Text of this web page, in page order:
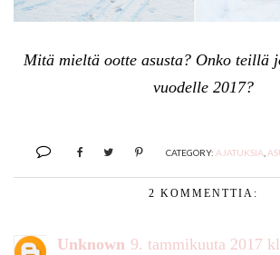
Mitä mieltä ootte asusta? Onko teillä
vuodelle 2017?
CATEGORY: AJATUKSIA
2 KOMMENTTIA:
Unknown 9. tammikuuta 2017